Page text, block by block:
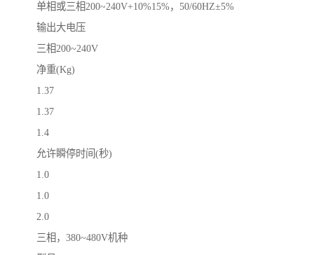
单相或三相200~240V+10%15%，50/60HZ±5%
输出大电压
三相200~240V
净重(Kg)
1.37
1.37
1.4
允许瞬停时间(秒)
1.0
1.0
2.0
三相，380~480V机种